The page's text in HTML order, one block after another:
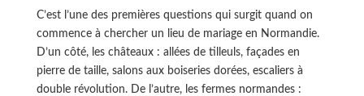
C’est l’une des premières questions qui surgit quand on
commence à chercher un lieu de mariage en Normandie.
D’un côté, les châteaux : allées de tilleuls, façades en
pierre de taille, salons aux boiseries dorées, escaliers à
double révolution. De l’autre, les fermes normandes :